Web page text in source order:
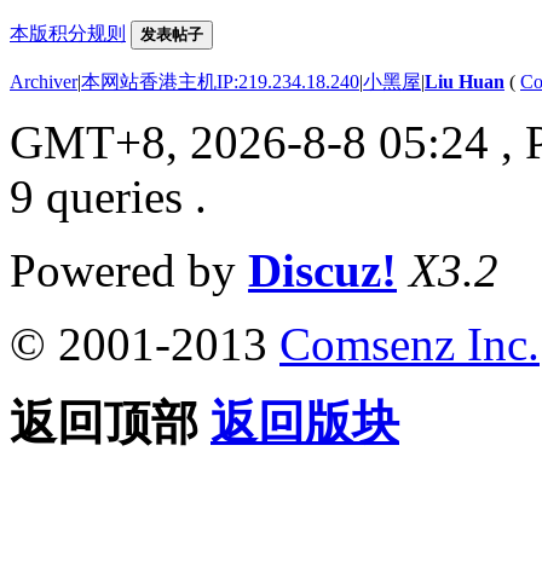
本版积分规则 发表帖子
Archiver|本网站香港主机IP:219.234.18.240|小黑屋|Liu Huan (
GMT+8, 2026-8-8 05:24 ,
9 queries .
Powered by Discuz! X3.2
© 2001-2013 Comsenz Inc.
返回顶部 返回版块